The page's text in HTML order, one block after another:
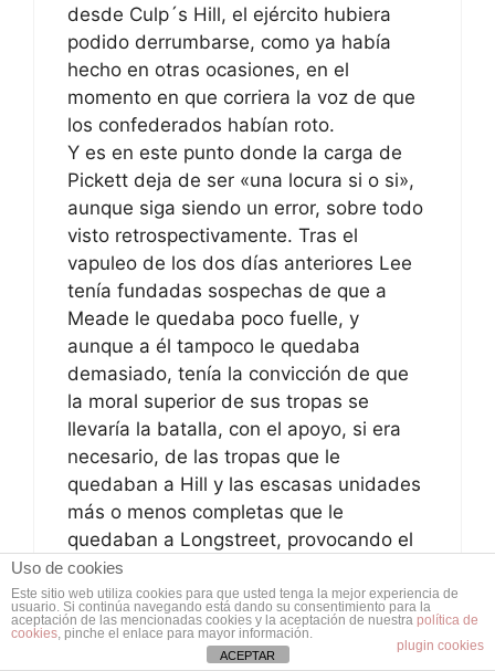
desde Culp´s Hill, el ejército hubiera
podido derrumbarse, como ya había
hecho en otras ocasiones, en el
momento en que corriera la voz de que
los confederados habían roto.
Y es en este punto donde la carga de
Pickett deja de ser «una locura si o si»,
aunque siga siendo un error, sobre todo
visto retrospectivamente. Tras el
vapuleo de los dos días anteriores Lee
tenía fundadas sospechas de que a
Meade le quedaba poco fuelle, y
aunque a él tampoco le quedaba
demasiado, tenía la convicción de que
la moral superior de sus tropas se
llevaría la batalla, con el apoyo, si era
necesario, de las tropas que le
quedaban a Hill y las escasas unidades
más o menos completas que le
quedaban a Longstreet, provocando el
derrumbe del centro federal y la
victoria.
Desgraciadamente, por primera vez se
enfrentaba a un general muy seguro de
Uso de cookies
Este sitio web utiliza cookies para que usted tenga la mejor experiencia de
usuario. Si continúa navegando está dando su consentimiento para la
aceptación de las mencionadas cookies y la aceptación de nuestra política de
cookies, pinche el enlace para mayor información.
plugin cookies
ACEPTAR